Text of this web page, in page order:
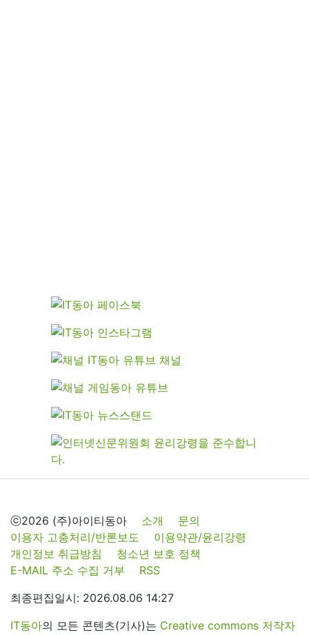
ⓒ2026 (주)아이티동아 소개
문의
이용자 고충처리/반론보도
이용약관/윤리강령
개인정보 취급방침
청소년 보호 정책
E-MAIL 주소 수집 거부
RSS
최종편집일시: 2026.08.06 14:27
IT동아의 모든 콘텐츠(기사)는 Creative commons 저작자